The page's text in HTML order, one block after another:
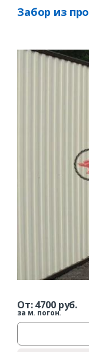
Забор из
От:4700руб.
за м. погон.